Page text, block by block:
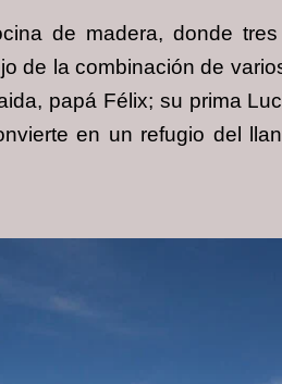
de madera, donde
de la combinación de
papá Félix; su prima
en un refugio del